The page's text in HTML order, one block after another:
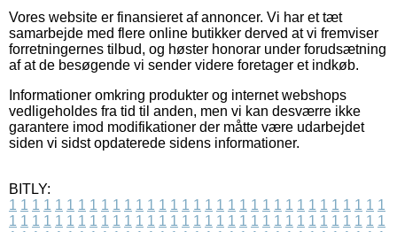
Vores website er finansieret af annoncer. Vi har et tæt
samarbejde med flere online butikker derved at vi fremviser
forretningernes tilbud, og høster honorar under forudsætning
af at de besøgende vi sender videre foretager et indkøb.
Informationer omkring produkter og internet webshops
vedligeholdes fra tid til anden, men vi kan desværre ikke
garantere imod modifikationer der måtte være udarbejdet
siden vi sidst opdaterede sidens informationer.
BITLY:
1 1 1 1 1 1 1 1 1 1 1 1 1 1 1 1 1 1 1 1 1 1 1 1 1 1 1 1 1 1 1 1 1
1 1 1 1 1 1 1 1 1 1 1 1 1 1 1 1 1 1 1 1 1 1 1 1 1 1 1 1 1 1 1 1 1